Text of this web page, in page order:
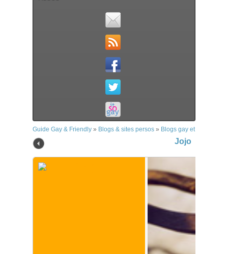
Guide Gay & Friendly » Blogs & sites persos » Blogs gay et bi
Jojo